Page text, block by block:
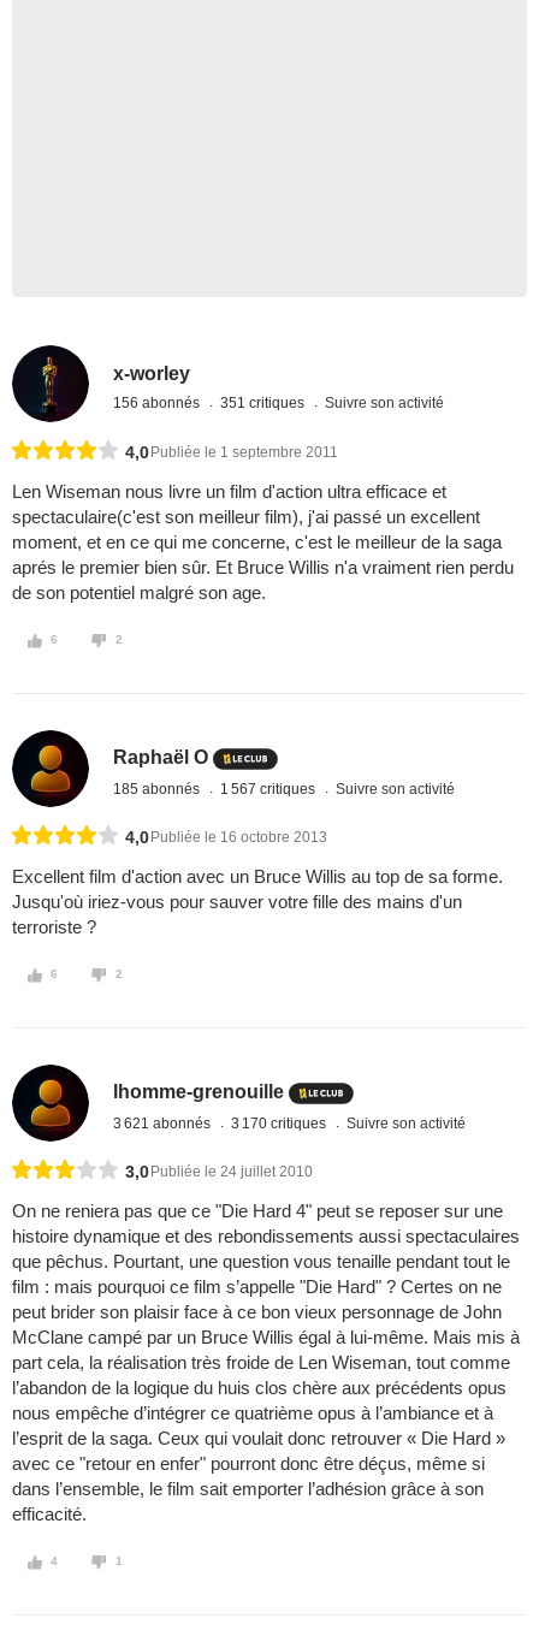
x-worley
156 abonnés 351 critiques Suivre son activité
4,0 Publiée le 1 septembre 2011
Len Wiseman nous livre un film d'action ultra efficace et
spectaculaire(c'est son meilleur film), j'ai passé un excellent
moment, et en ce qui me concerne, c'est le meilleur de la saga
aprés le premier bien sûr. Et Bruce Willis n'a vraiment rien perdu
de son potentiel malgré son age.
6 2
Raphaël O
185 abonnés 1 567 critiques Suivre son activité
4,0 Publiée le 16 octobre 2013
Excellent film d'action avec un Bruce Willis au top de sa forme.
Jusqu'où iriez-vous pour sauver votre fille des mains d'un
terroriste ?
6 2
lhomme-grenouille
3 621 abonnés 3 170 critiques Suivre son activité
3,0 Publiée le 24 juillet 2010
On ne reniera pas que ce "Die Hard 4" peut se reposer sur une
histoire dynamique et des rebondissements aussi spectaculaires
que pêchus. Pourtant, une question vous tenaille pendant tout le
film : mais pourquoi ce film s’appelle "Die Hard" ? Certes on ne
peut brider son plaisir face à ce bon vieux personnage de John
McClane campé par un Bruce Willis égal à lui-même. Mais mis à
part cela, la réalisation très froide de Len Wiseman, tout comme
l’abandon de la logique du huis clos chère aux précédents opus
nous empêche d’intégrer ce quatrième opus à l’ambiance et à
l’esprit de la saga. Ceux qui voulait donc retrouver « Die Hard »
avec ce "retour en enfer" pourront donc être déçus, même si
dans l’ensemble, le film sait emporter l’adhésion grâce à son
efficacité.
4 1